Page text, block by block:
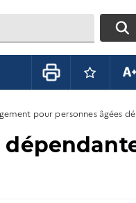
pour personnes âgées